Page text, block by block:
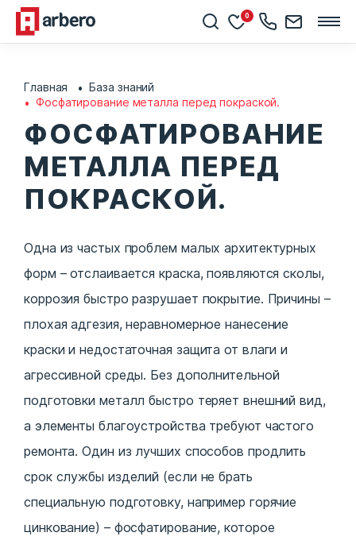
0
Главная
База знаний
Фосфатирование металла перед покраской.
ФОСФАТИРОВАНИЕ
МЕТАЛЛА ПЕРЕД
ПОКРАСКОЙ.
Одна из частых проблем малых архитектурных
форм – отслаивается краска, появляются сколы,
коррозия быстро разрушает покрытие. Причины –
плохая адгезия, неравномерное нанесение
краски и недостаточная защита от влаги и
агрессивной среды. Без дополнительной
подготовки металл быстро теряет внешний вид,
а элементы благоустройства требуют частого
ремонта. Один из лучших способов продлить
срок службы изделий (если не брать
специальную подготовку, например горячие
цинкование) – фосфатирование, которое